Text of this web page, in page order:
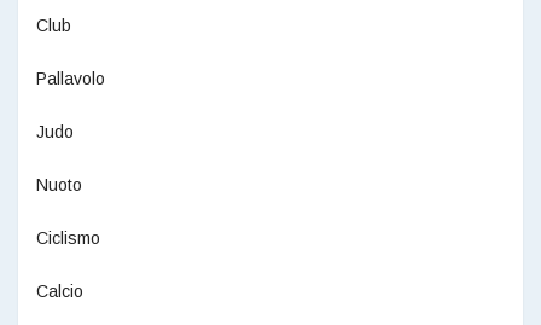
Club
Pallavolo
Judo
Nuoto
Ciclismo
Calcio